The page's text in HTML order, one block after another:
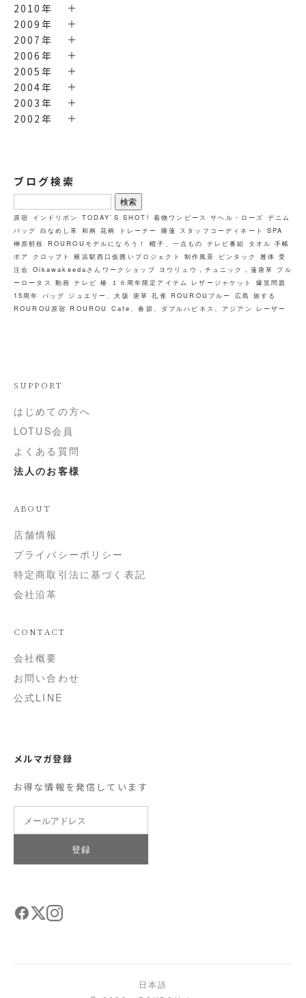
2010年
2009年
2007年
2006年
2005年
2004年
2003年
2002年
ブログ検索
検
索:
原宿 インドリボン TODAY`S SHOT! 着物ワンピース サヘル・ローズ デニム
バッグ 白なめし革 和柄 花柄 トレーナー 睡蓮 スタッフコーディネート
SPA
榊原郁枝 ROUROUモデルになろう！ 帽子、一点もの テレビ番組 タオル 手帳
ボア
クロップト 横浜駅西口仮囲いプロジェクト 制作風景 ピンタック 雅体 受
注会 Oikawakeedaさんワークショップ ヨウリュウ，チュニック，蓮唐草 ブル
ーロータス
動画 テレビ 椿 １６周年限定アイテム レザージャケット
爆笑問題
15周年
バッグ ジュエリー、大阪 唐草 孔雀 ROUROUブルー 広島 旅する
ROUROU原宿 ROUROU Cafe、春節、ダブルハピネス、アジアン レーザー
SUPPORT
はじめての方へ
LOTUS会員
よくある質問
法人のお客様
ABOUT
店舗情報
プライバシーポリシー
特定商取引法に基づく表記
会社沿革
CONTACT
会社概要
お問い合わせ
公式LINE
メルマガ登録
お得な情報を発信しています
登録
日本語